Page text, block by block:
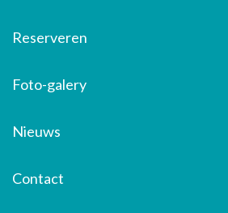
Reserveren
Foto-galery
Nieuws
Contact